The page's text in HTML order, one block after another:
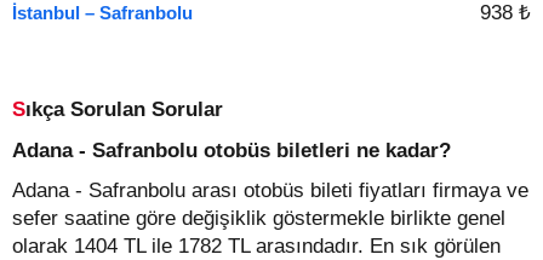
İstanbul – Safranbolu 938 ₺
Sıkça Sorulan Sorular
Adana - Safranbolu otobüs biletleri ne kadar?
Adana - Safranbolu arası otobüs bileti fiyatları firmaya ve
sefer saatine göre değişiklik göstermekle birlikte genel
olarak 1404 TL ile 1782 TL arasındadır. En sık görülen